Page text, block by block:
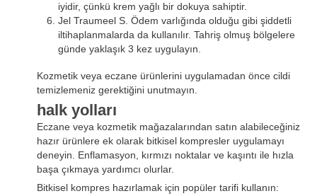
iyidir, çünkü krem ​​yağlı bir dokuya sahiptir.
Jel Traumeel S. Ödem varlığında olduğu gibi şiddetli
iltihaplanmalarda da kullanılır. Tahriş olmuş bölgelere
günde yaklaşık 3 kez uygulayın.
Kozmetik veya eczane ürünlerini uygulamadan önce cildi
temizlemeniz gerektiğini unutmayın.
halk yolları
Eczane veya kozmetik mağazalarından satın alabileceğiniz
hazır ürünlere ek olarak bitkisel kompresler uygulamayı
deneyin. Enflamasyon, kırmızı noktalar ve kaşıntı ile hızla
başa çıkmaya yardımcı olurlar.
Bitkisel kompres hazırlamak için popüler tarifi kullanın: